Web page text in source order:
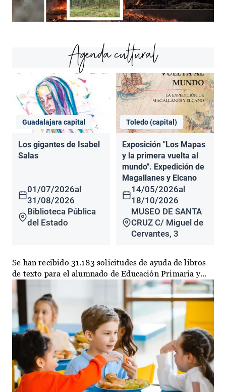
Agenda cultural
Guadalajara capital
Los gigantes de Isabel
Salas
01/07/2026al
31/08/2026
Biblioteca Pública
del Estado
Toledo (capital)
Exposición "Los Mapas
y la primera vuelta al
mundo". Expedición de
Magallanes y Elcano
14/05/2026al
18/10/2026
MUSEO DE SANTA
CRUZ C/ Miguel de
Cervantes, 3
Se han recibido 31.183 solicitudes de ayuda de libros
de texto para el alumnado de Educación Primaria y...